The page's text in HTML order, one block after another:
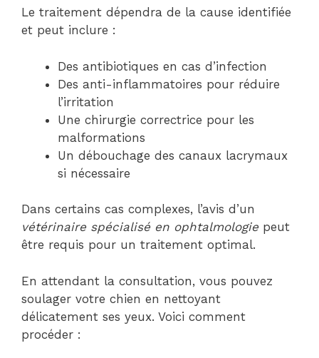
Le traitement dépendra de la cause identifiée
et peut inclure :
Des antibiotiques en cas d’infection
Des anti-inflammatoires pour réduire
l’irritation
Une chirurgie correctrice pour les
malformations
Un débouchage des canaux lacrymaux
si nécessaire
Dans certains cas complexes, l’avis d’un
vétérinaire spécialisé en ophtalmologie peut
être requis pour un traitement optimal.
En attendant la consultation, vous pouvez
soulager votre chien en nettoyant
délicatement ses yeux. Voici comment
procéder :